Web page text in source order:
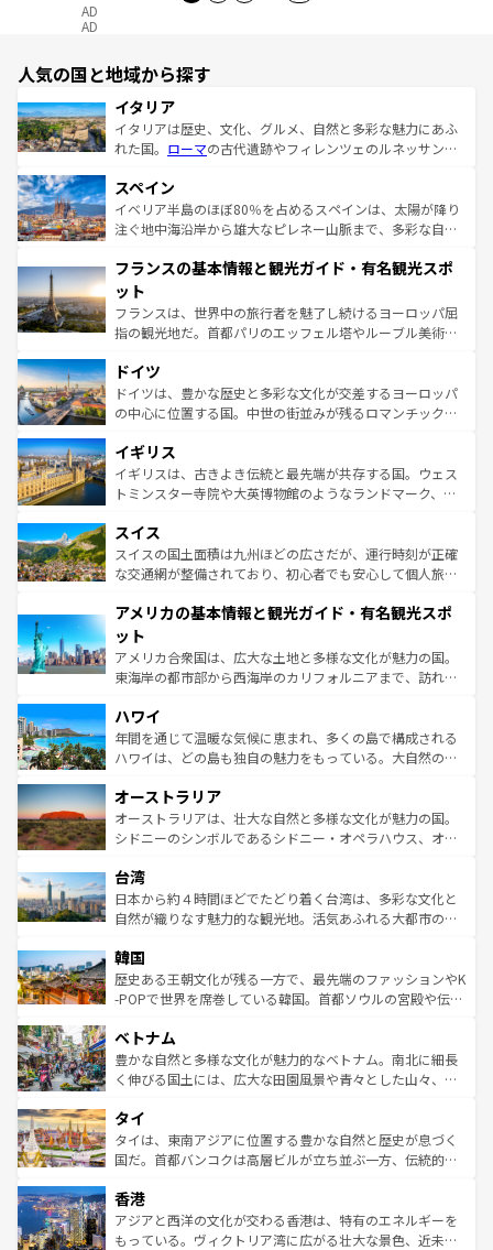
AD
AD
人気の国と地域から探す
イタリア
イタリアは歴史、文化、グルメ、自然と多彩な魅力にあふ
れた国。 ローマの古代遺跡やフィレンツェのルネッサンス
ろん、トスカーナの美しい田園風景やアマルフィ海岸の絶
景など、自然景観も見逃せない。観光の合間には、本場の
ピザやパスタなど、絶品のイタリア料理を堪能することも
ませてくれるイタリアで、忘れられない旅をしてみよう！
なお、新着のイタリア情報は
しい。
スペイン
イベリア半島のほぼ80％を占めるスペインは、太陽が降り
注ぐ地中海沿岸から雄大なピレネー山脈まで、多彩な自然
文化が根付くこの国では、情熱的なフラメンコ、熱気あふ
れる闘牛、そして美味しいタパスが生活の一部となってい
る。首都マドリードの洗練された雰囲気や、バルセロナの
アートに溢れた街角から、地方では古代ローマ遺跡や中世
せる。地方によって風土や気候が異なるスペインはその個
性で訪れる人を魅了する。 なお、新着のスペイン情報は コ
ンテンツ一覧を参照してほしい。
フランスの基本情報と観光ガイド・有名観光スポ
ット
フランスは、世界中の旅行者を魅了し続けるヨーロッパ屈
指の観光地だ。首都パリのエッフェル塔やルーブル美術館
で、幅広い魅力が詰まっている。華麗な宮殿、歴史的な大
聖堂、美しいビーチ、そして豊かな自然が、訪れる者を心
から魅了する。また、フランスは美食の国としても知ら
いる。シャンパンの発祥地であるランス、プロヴァンスの
香り高いラベンダー畑など、多彩な楽しみ方が可能だ。さ
らに、パリ以外の地域にも魅力が溢れており、どの街角に
れる地方に足を運ぶとそれぞれで全く異なる文化を体験で
きるだろう。 なお、新着のフランス情報はコンテンツ一覧
を参照してほしい。
ドイツ
ドイツは、豊かな歴史と多彩な文化が交差するヨーロッパ
の中心に位置する国。中世の街並みが残るロマンチック街
顔を持つこの国は、どこを歩いても飽きることがない。ベ
ルリンの文化的活気、バイエルン州のアルプスの絶景、そ
してライン川沿いのワイン畑といった風景は必見。ビール
は、お酒好きな人にはぜひ体験してほしい。 なお、新着の
ドイツ情報はコンテンツ一覧を参照してほしい。
イギリス
イギリスは、古きよき伝統と最先端が共存する国。ウェス
トミンスター寺院や大英博物館のようなランドマーク、歴
リアごとに異なる魅力がある。また、優雅なアフタヌーン
ティー、ビール好きにはたまらない英国パブ、サッカー観
戦など、本場だからこそできる体験も豊富。イギリスを旅
ンツ一覧を参照してほしい。
スイス
スイスの国土面積は九州ほどの広さだが、運行時刻が正確
な交通網が整備されており、初心者でも安心して個人旅行
の建物がそのまま残る町や、スイスならではのユニークな
博物館もあり、アルプス観光だけでなく町歩きも満喫する
ことができる。国民の所得が高いため物価も高いが、旅行
者向けの交通パス提供のサービスもあり、うまく活用すれ
着のスイス情報は
アメリカの基本情報と観光ガイド・有名観光スポ
ット
アメリカ合衆国は、広大な土地と多様な文化が魅力の国。
東海岸の都市部から西海岸のカリフォルニアまで、訪れる
のような巨大都市は、観光、ショッピング、エンターテイ
ンメントが詰まった刺激的なスポットだ。一方、アメリカ
西部には大自然が広がり、グランドキャニオンやイエロー
部のニューオーリンズでは、音楽と美食が融合した独特の
文化が魅力。旅行者はアメリカの各地域で異なる魅力を楽
しみながら、その多様性と豊かな歴史を感じることができ
ならではの贅沢な旅のスタイルだ。 なお、新着のアメリカ
情報はコンテンツ一覧を参照してほしい。
ハワイ
年間を通じて温暖な気候に恵まれ、多くの島で構成される
ハワイは、どの島も独自の魅力をもっている。大自然の神
ワイ島は見逃せない。また、定番の観光地といえばオアフ
島だが、静かな自然を求めるならマウイ島やカウアイ島が
おすすめ。エメラルドグリーンに輝く海をはじめ、豊かな
れるおもてなしの心で訪れる人々を迎えてくれるハワイの
人々、おいしいローカルフードやハワイアンミュージッ
ク、伝統的なフラダンスなど、すべてがハワイの魅力を彩
ワイを、存分に味わってほしい。 なお、新着のハワイ情報
はコンテンツ一覧を参照してほしい。
オーストラリア
オーストラリアは、壮大な自然と多様な文化が魅力の国。
シドニーのシンボルであるシドニー・オペラハウス、オー
リアリーフや大陸中央部にそびえるウルル（エアーズロッ
ク）、タスマニアの美しい原生林やケアンズの熱帯雨林な
ど、見どころがたくさん。また、カフェやワイン、オージ
いる。アクティビティも充実しており、サーフィンやダイ
ビング、ハイキングなど、アウトドア好きにはたまらな
い。オーストラリアの多彩な魅力を存分に味わいつくそ
参照してほしい。
台湾
日本から約４時間ほどでたどり着く台湾は、多彩な文化と
自然が織りなす魅力的な観光地。活気あふれる大都市の台
ン）、静ひつな山岳地帯である台湾東部など、都市の喧騒
と山間の静けさが共存しており、訪れる人に新しい発見と
驚きをもたらしてくれる。また、奥深い台湾の食文化も魅
容にもいいと評判のスイーツなど、バラエティ豊かな料理
が味わえる。 なお、新着の台湾情報は コンテンツ一覧を参
照してほしい。
韓国
歴史ある王朝文化が残る一方で、最先端のファッションやK
-POPで世界を席巻している韓国。首都ソウルの宮殿や伝統
き、地方に足を延ばせば四季折々の自然美を楽しむことが
できる。そして、キムチや焼肉、絶品のストリートフード
まで、さまざまな韓国料理が待っている。夜には、韓国な
リティに包まれながら、韓国の多彩な魅力を心ゆくまで味
わってみてほしい。 なお、新着の韓国情報はコンテンツ一
覧を参照してほしい。
ベトナム
豊かな自然と多様な文化が魅力的なベトナム。南北に細長
く伸びる国土には、広大な田園風景や青々とした山々、世
急速な発展と共に伝統が息づく。ハノイの古い町並みやホ
ーチミン市のフランス統治時代の建物も、独特の雰囲気を
醸し出している。また、バラエティの豊かさとおいしさで
とつ。フォーやバインミー、ベトナムコーヒーなどは、ぜ
ひ現地で味わいたい。どの地域を訪れてもあたたかい人々
が旅行者を迎えてくれるので、きっと忘れられない旅にな
タイ
タイは、東南アジアに位置する豊かな自然と歴史が息づく
国だ。首都バンコクは高層ビルが立ち並ぶ一方、伝統的な
の活気が交差している。北部ではチェンマイなどの山岳地
帯で自然と触れ合い、南部ではプーケットやクラビの美し
いビーチでリゾート気分を楽しむことができる。タイ料理
香港
アジアと西洋の文化が交わる香港は、特有のエネルギーを
もっている。ヴィクトリア湾に広がる壮大な景色、近未来